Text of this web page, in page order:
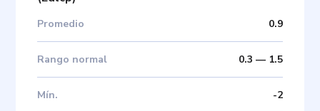
Promedio 0.9
Rango normal 0.3 — 1.5
Mín. -2